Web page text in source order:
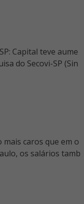
Capital teve aume
do Secovi-SP (Sin
mais caros que em o
os salários tamb